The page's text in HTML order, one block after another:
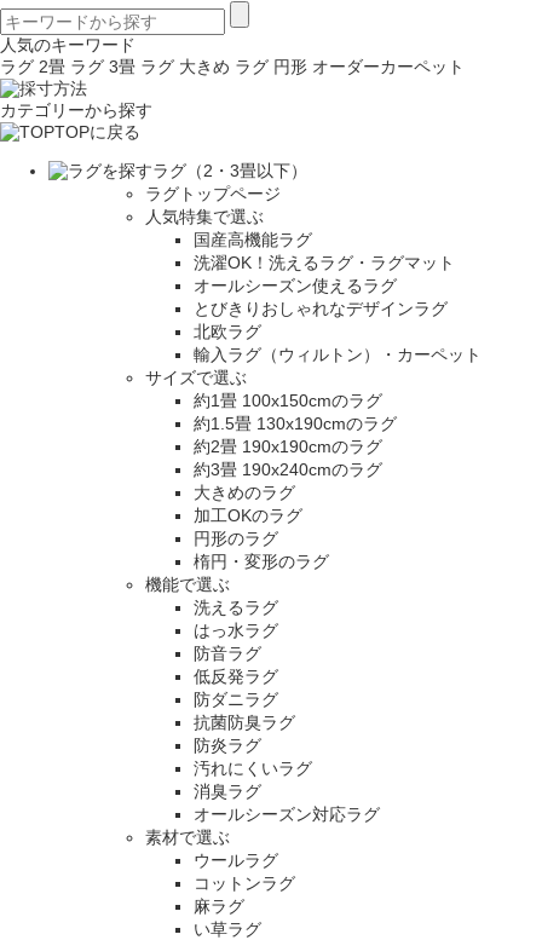
人気のキーワード
ラグ 2畳 ラグ 3畳 ラグ 大きめ ラグ 円形 オーダーカーペット
カテゴリーから探す
TOPに戻る
ラグ（2・3畳以下）
ラグトップページ
人気特集で選ぶ
国産高機能ラグ
洗濯OK！洗えるラグ・ラグマット
オールシーズン使えるラグ
とびきりおしゃれなデザインラグ
北欧ラグ
輸入ラグ（ウィルトン）・カーペット
サイズで選ぶ
約1畳 100x150cmのラグ
約1.5畳 130x190cmのラグ
約2畳 190x190cmのラグ
約3畳 190x240cmのラグ
大きめのラグ
加工OKのラグ
円形のラグ
楕円・変形のラグ
機能で選ぶ
洗えるラグ
はっ水ラグ
防音ラグ
低反発ラグ
防ダニラグ
抗菌防臭ラグ
防炎ラグ
汚れにくいラグ
消臭ラグ
オールシーズン対応ラグ
素材で選ぶ
ウールラグ
コットンラグ
麻ラグ
い草ラグ